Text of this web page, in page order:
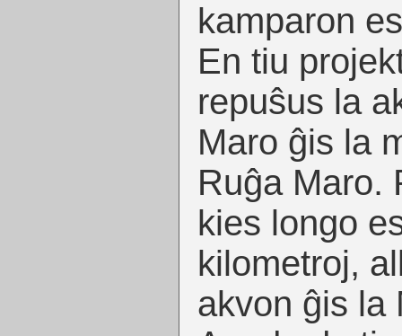
kamparon
En tiu
repuŝus la
Maro ĝis la
Ruĝa Maro.
kies longo
kilometroj,
akvon ĝis la